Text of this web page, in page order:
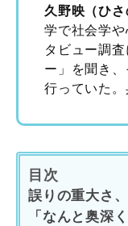
久野映（ひさ
学で社会学
タビュー調
ー」を聞き
行っていた。
目次
誤りの重大さ
「なんと奥深